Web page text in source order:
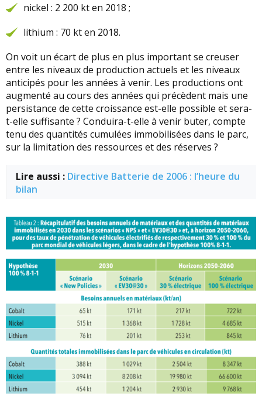
nickel : 2 200 kt en 2018 ;
lithium : 70 kt en 2018.
On voit un écart de plus en plus important se creuser
entre les niveaux de production actuels et les niveaux
anticipés pour les années à venir. Les productions ont
augmenté au cours des années qui précèdent mais une
persistance de cette croissance est-elle possible et sera-
t-elle suffisante ? Conduira-t-elle à venir buter, compte
tenu des quantités cumulées immobilisées dans le parc,
sur la limitation des ressources et des réserves ?
Lire aussi : Directive Batterie de 2006 : l’heure du
bilan